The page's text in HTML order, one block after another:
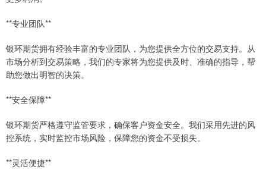
**专业团队**
银环期货拥有经验丰富的专业团队，为您提供全方位的交易支持。从
市场分析到交易策略，我们的专家将为您提供及时、准确的指导，帮
助您做出明智的决策。
**安全保障**
银环期货严格遵守监管要求，确保客户资金安全。我们采用先进的风
控系统，实时监控市场风险，保障您的资金不受损失。
**灵活便捷**